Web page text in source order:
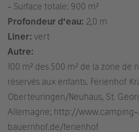
- Surface totale: 900 m²
Profondeur d‘eau: 2,0 m
Liner: vert
Autre:
100 m² des 500 m² de la zone de
réservés aux enfants. Ferienhof
Oberteuringen/Neuhaus, St.
Allemagne; http://
bauernhof.de/ferienhof